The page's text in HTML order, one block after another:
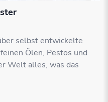
selbst entwickelte
Ölen, Pestos und
Welt alles, was das